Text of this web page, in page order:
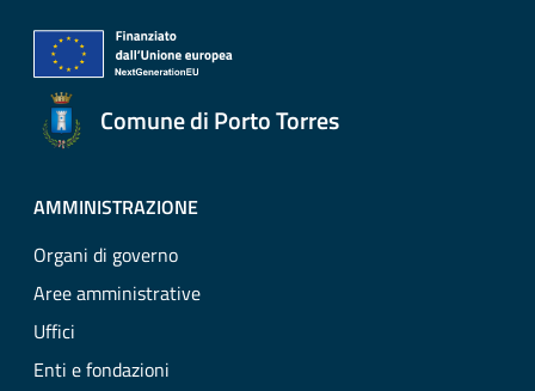
Comune di Porto Torres
AMMINISTRAZIONE
Organi di governo
Aree amministrative
Uffici
Enti e fondazioni